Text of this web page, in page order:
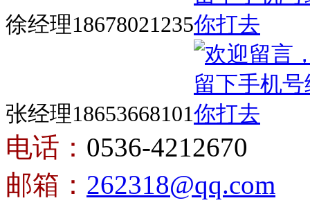
徐经理18678021235
张经理18653668101
电话： 0536-4212670
邮箱： 262318@qq.com